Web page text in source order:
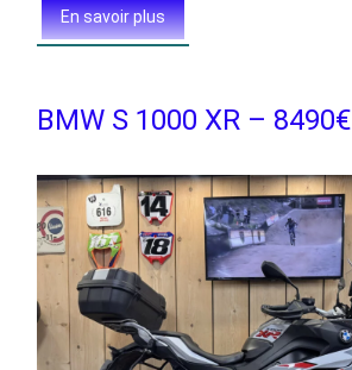
En savoir plus
BMW S 1000 XR – 8490€